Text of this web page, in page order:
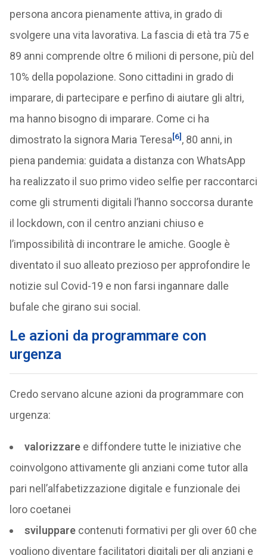
persona ancora pienamente attiva, in grado di
svolgere una vita lavorativa. La fascia di età tra 75 e
89 anni comprende oltre 6 milioni di persone, più del
10% della popolazione. Sono cittadini in grado di
imparare, di partecipare e perfino di aiutare gli altri,
ma hanno bisogno di imparare. Come ci ha
dimostrato la signora Maria Teresa[6] , 80 anni, in
piena pandemia: guidata a distanza con WhatsApp
ha realizzato il suo primo video selfie per raccontarci
come gli strumenti digitali l’hanno soccorsa durante
il lockdown, con il centro anziani chiuso e
l’impossibilità di incontrare le amiche. Google è
diventato il suo alleato prezioso per approfondire le
notizie sul Covid-19 e non farsi ingannare dalle
bufale che girano sui social.
Le azioni da programmare con
urgenza
Credo servano alcune azioni da programmare con
urgenza:
valorizzaree diffondere tutte le iniziative che
coinvolgono attivamente gli anziani come tutor alla
pari nell’alfabetizzazione digitale e funzionale dei
loro coetanei
svilupparecontenuti formativi per gli over 60 che
vogliono diventare facilitatori digitali per gli anziani e